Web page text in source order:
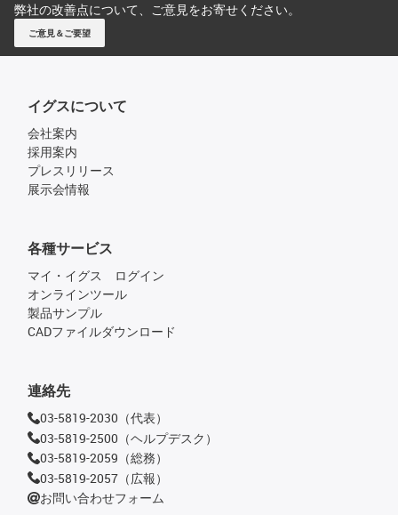
弊社の改善点について、ご意見をお寄せください。
ご意見＆ご要望
イグスについて
会社案内
採用案内
プレスリリース
展示会情報
各種サービス
マイ・イグス ログイン
オンラインツール
製品サンプル
CADファイルダウンロード
連絡先
03-5819-2030（代表）
03-5819-2500（ヘルプデスク）
03-5819-2059（総務）
03-5819-2057（広報）
お問い合わせフォーム